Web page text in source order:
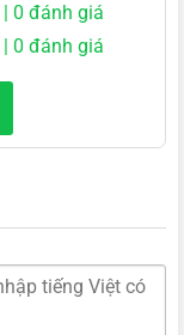
| 0 đánh giá
| 0 đánh giá